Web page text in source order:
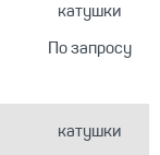
катушки
По запросу
катушки